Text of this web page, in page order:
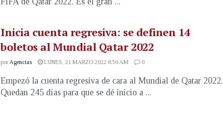
Inicia cuenta regresiva: se definen 14
boletos al Mundial Qatar 2022
porAgencias LUNES, 21 MARZO 2022 8:50 AM 0
Empezó la cuenta regresiva de cara al Mundial de Qatar 2022.
Quedan 245 días para que se dé inicio a ...